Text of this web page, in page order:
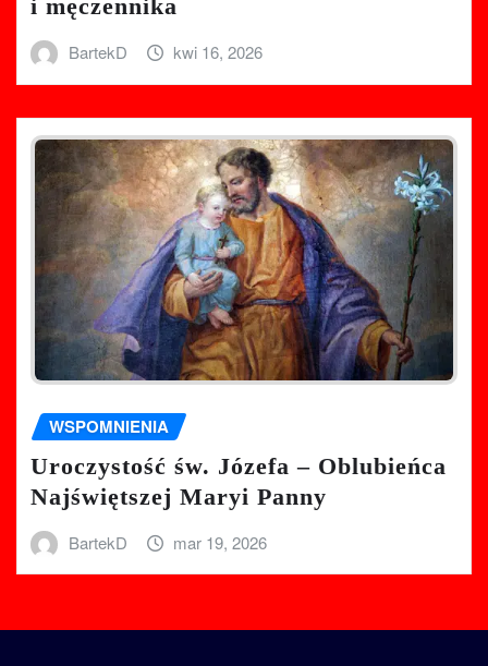
i męczennika
BartekD kwi 16, 2026
WSPOMNIENIA
Uroczystość św. Józefa – Oblubieńca
Najświętszej Maryi Panny
BartekD mar 19, 2026